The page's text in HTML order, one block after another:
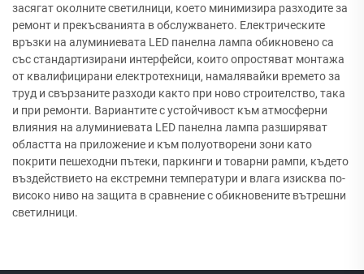
засягат околните светилници, което минимизира разходите за
ремонт и прекъсванията в обслужването. Електрическите
връзки на алуминиевата LED панелна лампа обикновено са
със стандартизирани интерфейси, които опростяват монтажа
от квалифицирани електротехници, намалявайки времето за
труд и свързаните разходи както при ново строителство, така
и при ремонти. Вариантите с устойчивост към атмосферни
влияния на алуминиевата LED панелна лампа разширяват
областта на приложение и към полуотворени зони като
покрити пешеходни пътеки, паркинги и товарни рампи, където
въздействието на екстремни температури и влага изисква по-
високо ниво на защита в сравнение с обикновените вътрешни
светилници.